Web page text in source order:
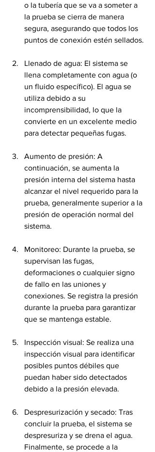
o la tubería que se va a someter a
la prueba se cierra de manera
segura, asegurando que todos los
puntos de conexión estén sellados.
Llenado de agua: El sistema se
llena completamente con agua (o
un fluido específico). El agua se
utiliza debido a su
incomprensibilidad, lo que la
convierte en un excelente medio
para detectar pequeñas fugas.
Aumento de presión: A
continuación, se aumenta la
presión interna del sistema hasta
alcanzar el nivel requerido para la
prueba, generalmente superior a la
presión de operación normal del
sistema.
Monitoreo: Durante la prueba, se
supervisan las fugas,
deformaciones o cualquier signo
de fallo en las uniones y
conexiones. Se registra la presión
durante la prueba para garantizar
que se mantenga estable.
Inspección visual: Se realiza una
inspección visual para identificar
posibles puntos débiles que
puedan haber sido detectados
debido a la presión elevada.
Despresurización y secado: Tras
concluir la prueba, el sistema se
despresuriza y se drena el agua.
Finalmente, se procede a la